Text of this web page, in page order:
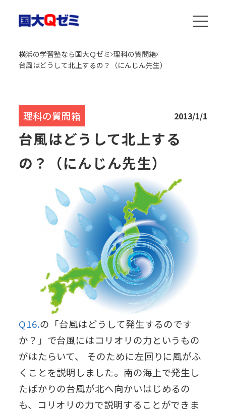
横浜の学習塾なら国大Ｑゼミ 理科の質問箱
台風はどうして北上するの？（にんじん先生）
理科の質問箱 2013/1/1
台風はどうして北上する
の？（にんじん先生）
Q16.の「台風はどうして発生するのです
か？」で台風にはコリオリの力というもの
がはたらいて、 そのために左回りに風がふ
くことを説明しました。南の海上で発生し
たばかりの台風が北へ向かいはじめるの
も、コリオリの力で説明することができま